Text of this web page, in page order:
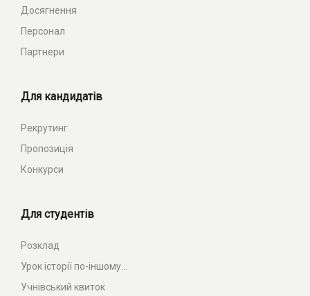
Досягнення
Персонал
Партнери
Для кандидатів
Рекрутинг
Пропозиція
Конкурси
Для студентів
Розклад
Урок історії по-іншому...
Учнівський квиток